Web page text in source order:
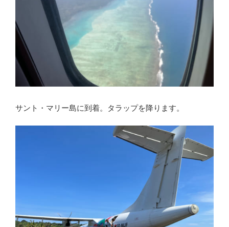
サント・マリー島に到着。タラップを降ります。